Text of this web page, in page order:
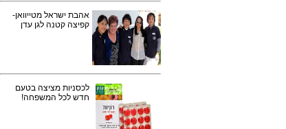
אהבת ישראל מטייוואן-
קפיצה קטנה לגן עדן
לכסניות מציצה בטעם
חדש לכל המשפחה!